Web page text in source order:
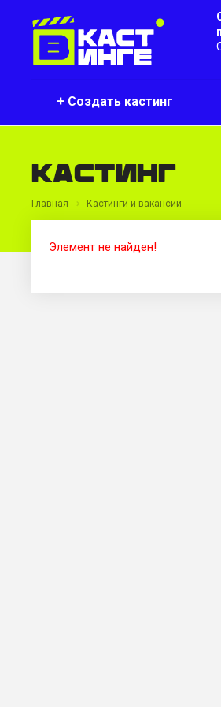
+ Создать кастинг
Кастинг
Главная Кастинги и вакансии
Элемент не найден!